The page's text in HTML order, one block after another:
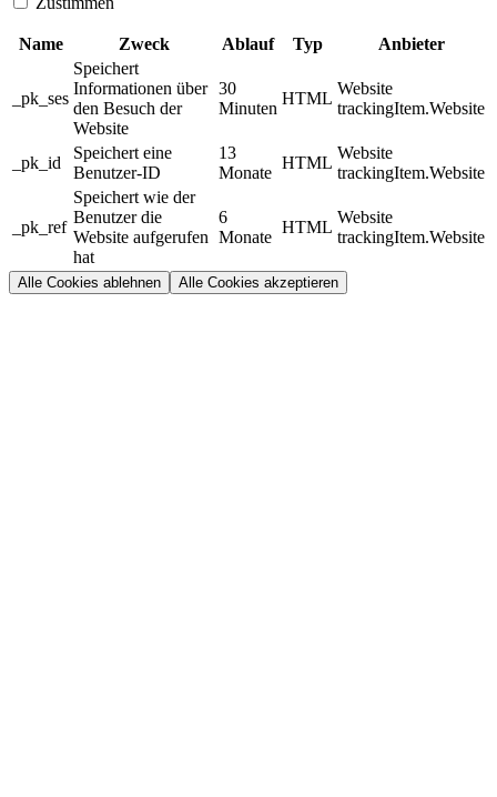
Name Zweck Ablauf Typ Anbieter
_pk_ses
Speichert
Informationen über
den Besuch der
Website
30
Minuten
HTML
Website
trackingItem.Website
_pk_id
Speichert eine
Benutzer-ID
13
Monate
HTML
Website
trackingItem.Website
_pk_ref
Speichert wie der
Benutzer die
Website aufgerufen
hat
6
Monate
HTML
Website
trackingItem.Website
Alle Cookies ablehnen Alle Cookies akzeptieren